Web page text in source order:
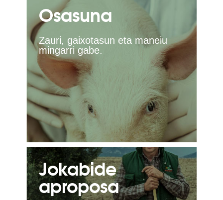
Osasuna
Zauri, gaixotasun eta maneiu
mingarri gabe.
Jokabide
aproposa